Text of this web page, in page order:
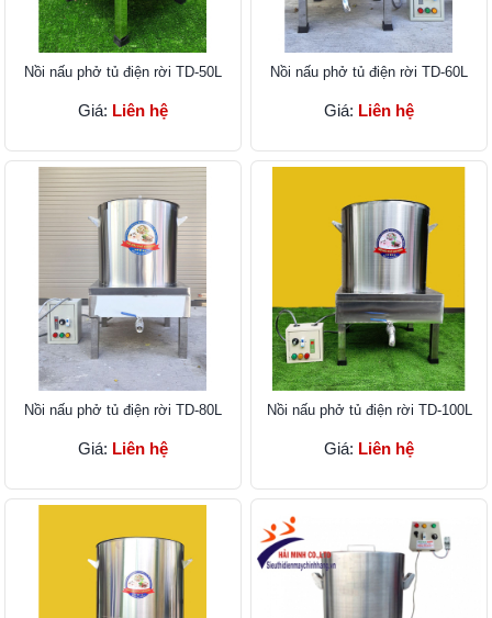
Nồi nấu phở tủ điện rời TD-50L
Giá: Liên hệ
Nồi nấu phở tủ điện rời TD-60L
Giá: Liên hệ
Nồi nấu phở tủ điện rời TD-80L
Giá: Liên hệ
Nồi nấu phở tủ điện rời TD-100L
Giá: Liên hệ